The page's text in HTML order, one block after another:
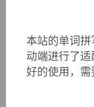
peahen雌孔雀
来自中古英语pea,
pavo,孔雀，可以
本站的单词
动端进行了
好的使用，